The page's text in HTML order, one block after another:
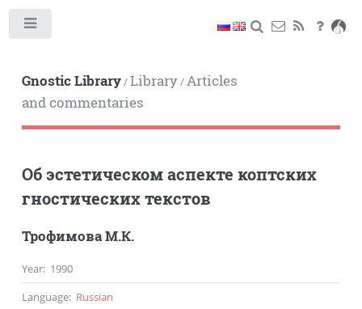
Gnostic Library/Library/Articles
and commentaries
Об эстетическом аспекте коптских
гностических текстов
Трофимова М.К.
Year: 1990
Language: Russian